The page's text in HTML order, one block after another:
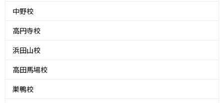
中野校
高円寺校
浜田山校
高田馬場校
巣鴨校